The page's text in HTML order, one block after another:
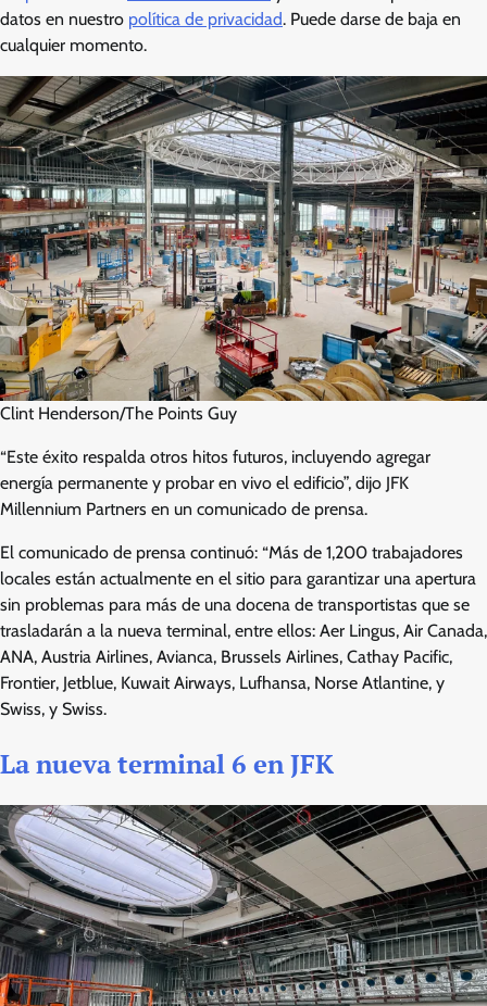
datos en nuestro política de privacidad. Puede darse de baja en
cualquier momento.
Clint Henderson/The Points Guy
“Este éxito respalda otros hitos futuros, incluyendo agregar
energía permanente y probar en vivo el edificio”, dijo JFK
Millennium Partners en un comunicado de prensa.
El comunicado de prensa continuó: “Más de 1,200 trabajadores
locales están actualmente en el sitio para garantizar una apertura
sin problemas para más de una docena de transportistas que se
trasladarán a la nueva terminal, entre ellos: Aer Lingus, Air Canada,
ANA, Austria Airlines, Avianca, Brussels Airlines, Cathay Pacific,
Frontier, Jetblue, Kuwait Airways, Lufhansa, Norse Atlantine, y
Swiss, y Swiss.
La nueva terminal 6 en JFK